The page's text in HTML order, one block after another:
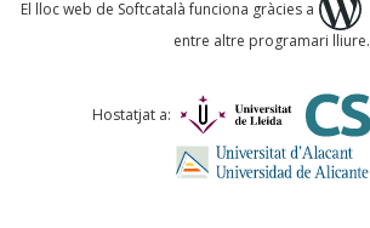
Comentari *
El lloc web de Softcatalà funciona gràcies a
entre altre programari lliure.
Hostatjat a: